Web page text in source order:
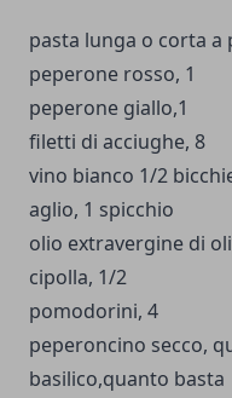
pasta lunga o corta a
peperone rosso, 1
peperone giallo,1
filetti di acciughe, 8
vino bianco 1/2
aglio, 1 spicchio
olio extravergine di
cipolla, 1/2
pomodorini, 4
peperoncino secco,
basilico,quanto basta